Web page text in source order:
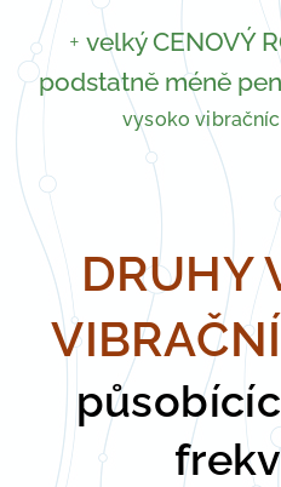
+ velký CENOVÝ
podstatně méně
vysoko
DRUHY